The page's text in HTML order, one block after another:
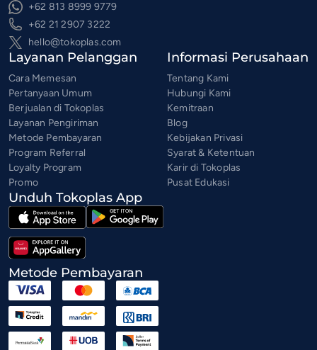
+62 813 8999 9779
+62 21 2907 3222
hello@tokoplas.com
Layanan Pelanggan
Cara Memesan
Pertanyaan Umum
Berjualan di Tokoplas
Layanan Pengiriman
Metode Pembayaran
Program Referral
Loyalty Program
Promo
Informasi Perusahaan
Tentang Kami
Hubungi Kami
Kemitraan
Blog
Kebijakan Privasi
Syarat & Ketentuan
Karir di Tokoplas
Pusat Edukasi
Unduh Tokoplas App
Metode Pembayaran